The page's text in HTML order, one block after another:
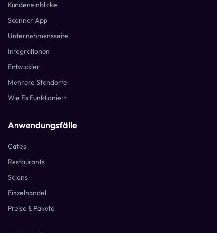
Kundeneinblicke
Scanner App
Unternehmensseite
Integrationen
Entwickler
Mehrere Standorte
Wie Es Funktioniert
Anwendungsfälle
Cafés
Restaurants
Salons
Einzelhandel
Preise & Pakete